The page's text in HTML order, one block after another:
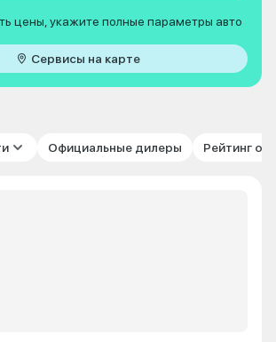
цены, укажите полные параметры авто
Сервисы на карте
Официальные дилеры Рейтинг